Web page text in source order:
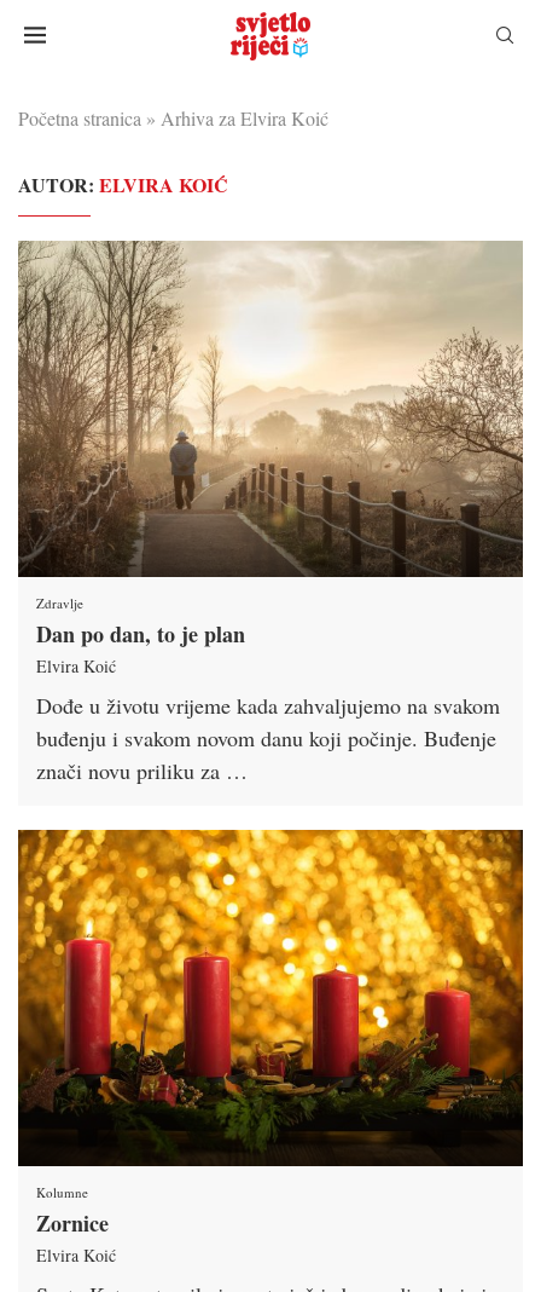
Početna stranica » Arhiva za Elvira Koić
AUTOR: ELVIRA KOIĆ
Zdravlje
Dan po dan, to je plan
Elvira Koić
Dođe u životu vrijeme kada zahvaljujemo na svakom
buđenju i svakom novom danu koji počinje. Buđenje
znači novu priliku za …
Kolumne
Zornice
Elvira Koić